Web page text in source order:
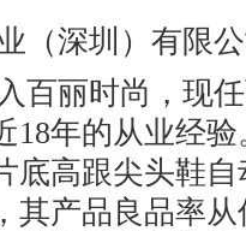
（深圳）有限
百丽时尚，现
18年的从业经
底高跟尖头鞋
其产品良品率